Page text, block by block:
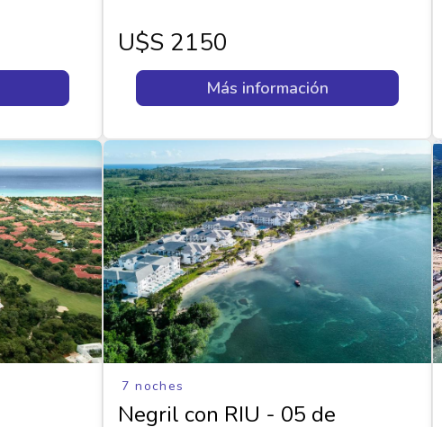
U$s 2150
Más información
7 noches
Negril con RIU - 05 de